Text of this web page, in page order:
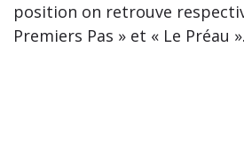
position on retrouve
Premiers Pas » et « Le Préau ».